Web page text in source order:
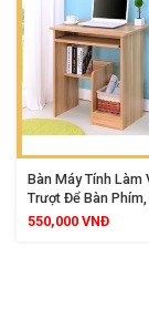
Bàn Máy Tính Làm
Trượt Để Bàn Phím,
MDF Dày Dặn, Thiết
550,000 VNĐ